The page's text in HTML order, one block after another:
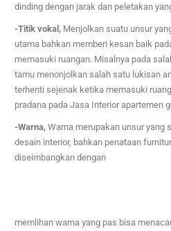
dinding dengan jarak dan peletakan
-Titik vokal, Menjolkan suatu unsur
utama bahkan memberi kesan baik
memasuki ruangan. Misalnya pada
tamu menonjolkan salah satu lukisan
terhenti sejenak ketika memasuki
pradana padaJasa Interior apartemen
-Warna,Warna merupakan unsur yang
desain interior, bahkan penataan
diseimbangkan dengan
memlihan warna yang pas bisa